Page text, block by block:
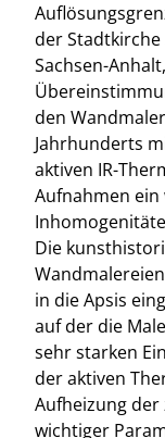
der Stadtkirche
Sachsen-
den
Jahrhunderts
aktiven IR-
Aufnahmen
Die
in die Apsis
auf der die
sehr starken
der aktiven
Aufheizung
wichtiger